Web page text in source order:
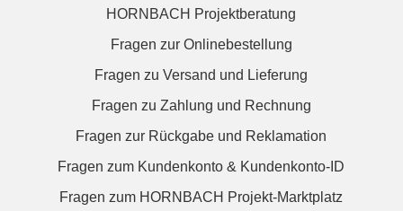
HORNBACH Projektberatung
Fragen zur Onlinebestellung
Fragen zu Versand und Lieferung
Fragen zu Zahlung und Rechnung
Fragen zur Rückgabe und Reklamation
Fragen zum Kundenkonto & Kundenkonto-ID
Fragen zum HORNBACH Projekt-Marktplatz